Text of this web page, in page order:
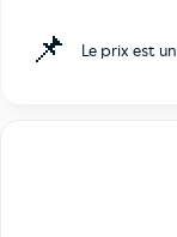
📌 Le prix est un